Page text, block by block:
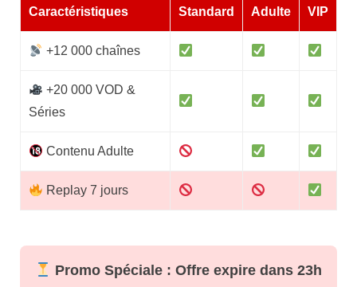
Caractéristiques Standard Adulte VIP
+12 000 chaînes
+20 000 VOD &
Séries
Contenu Adulte
Replay 7 jours
Promo Spéciale : Offre expire dans23h